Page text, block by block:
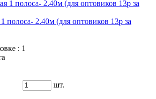
полоса- 2.40м (для оптовиков 13р за
: 1
шт.